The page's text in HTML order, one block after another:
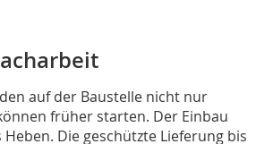
auf der Baustelle nicht nur
früher starten. Der Einbau
Die geschützte Lieferung bis